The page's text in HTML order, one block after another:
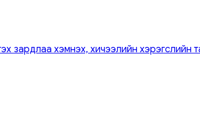
зардлаа хэмнэх, хичээлийн хэрэгслийн